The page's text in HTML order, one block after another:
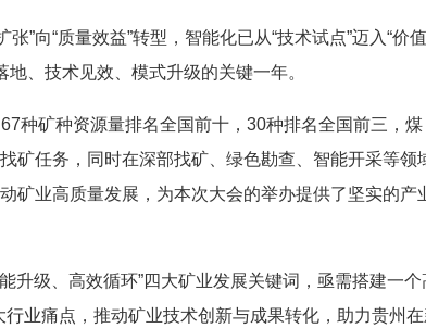
”向“质量效益”转型，智能化已从“技术试点”迈入“价
、技术见效、模式升级的关键一年。
种矿种资源量排名全国前十，30种排名全国前三，煤
矿任务，同时在深部找矿、绿色勘查、智能开采等领
矿业高质量发展，为本次大会的举办提供了坚实的产
升级、高效循环”四大矿业发展关键词，亟需搭建一个
业痛点，推动矿业技术创新与成果转化，助力贵州